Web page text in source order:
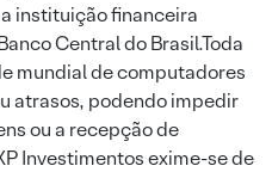
instituição financeira
Central do Brasil.Toda
mundial de computadores
atrasos, podendo impedir
ou a recepção de
Investimentos exime-se de